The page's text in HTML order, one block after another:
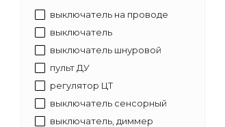
выключатель на проводе
выключатель
выключатель шнуровой
пульт ДУ
регулятор ЦТ
выключатель сенсорный
выключатель, диммер